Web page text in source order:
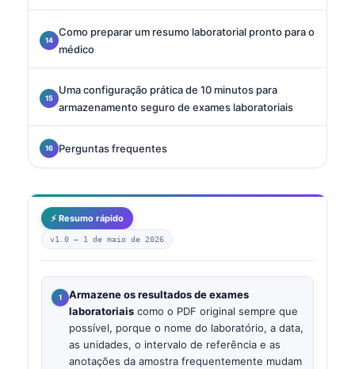
Como preparar um resumo laboratorial pronto para o
médico
Uma configuração prática de 10 minutos para
armazenamento seguro de exames laboratoriais
Perguntas frequentes
⚡ Resumo rápido
v1.0 — 1 de maio de 2026
Armazene os resultados de exames
laboratoriais como o PDF original sempre que
possível, porque o nome do laboratório, a data,
as unidades, o intervalo de referência e as
anotações da amostra frequentemente mudam